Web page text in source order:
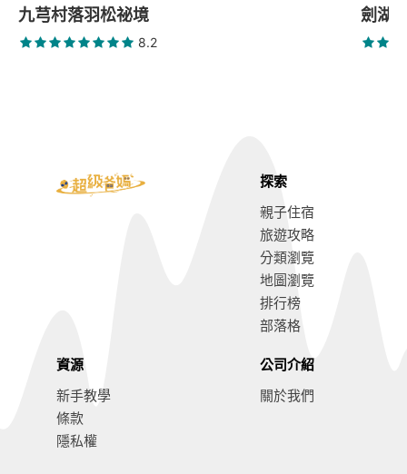
九芎村落羽松祕境
8.2
劍湖
探索
親子住宿
旅遊攻略
分類瀏覽
地圖瀏覽
排行榜
部落格
資源
新手教學
條款
隱私權
公司介紹
關於我們